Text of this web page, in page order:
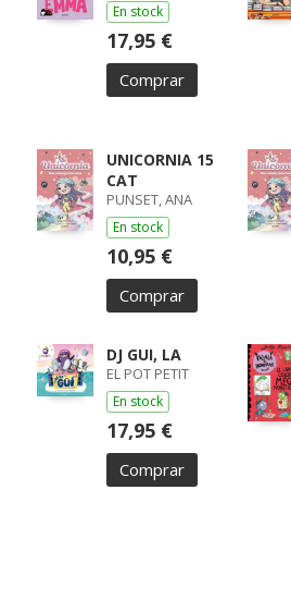
En stock
17,95 €
Comprar
UNICORNIA 15
CAT
PUNSET, ANA
En stock
10,95 €
Comprar
DJ GUI, LA
EL POT PETIT
En stock
17,95 €
Comprar